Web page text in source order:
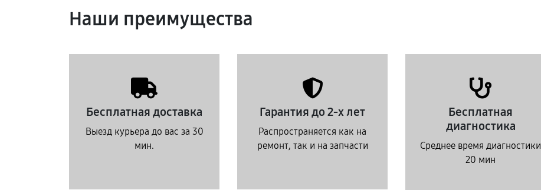
Наши преимущества
Бесплатная доставка
Выезд курьера до вас за 30
мин.
Гарантия до 2-х лет
Распространяется как на
ремонт, так и на запчасти
Бесплатная
диагностика
Среднее время диагностики
20 мин